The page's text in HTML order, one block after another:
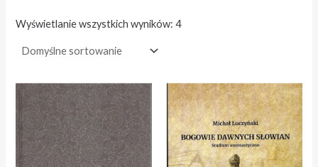
Wyświetlanie wszystkich wyników: 4